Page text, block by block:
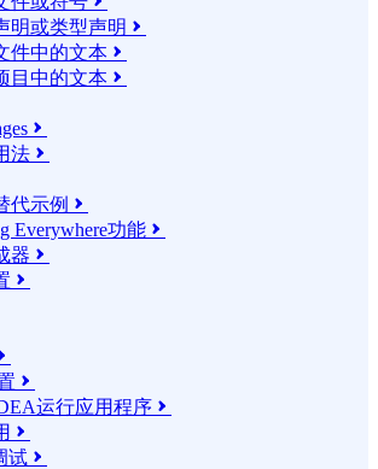
明或类型声明 
件中的文本 
目中的文本 

法 
代示例 
Everywhere功能 
器 


运行应用程序 

试 